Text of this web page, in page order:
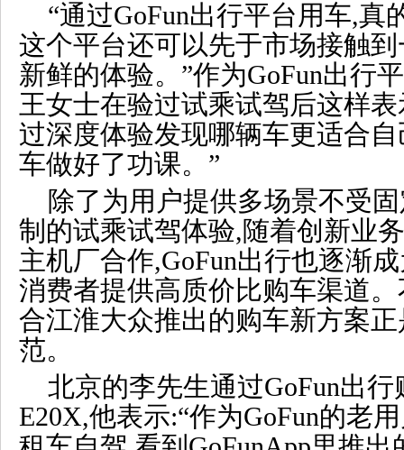
“通过GoFun出行平台用车,真
这个平台还可以先于市场接触
新鲜的体验。 ”作为GoFun出行
王女士在验过试乘试驾后这样表
过深度体验发现哪辆车更适合自
车做好了功课。 ”
除了为用户提供多场景不受
制 的试乘试驾体验,随着创新业
主机厂合作,GoFun出行也逐渐成
消费者提供高质价比购车渠道。
合江淮大众推出的购车新方案
范。
北京的李先生通过GoFun出行
E20X,他表示:“作为GoFun的老